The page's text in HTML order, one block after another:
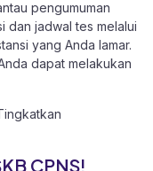
pengumuman
dan jadwal tes melalui
yang Anda lamar.
dapat melakukan
CPNS!